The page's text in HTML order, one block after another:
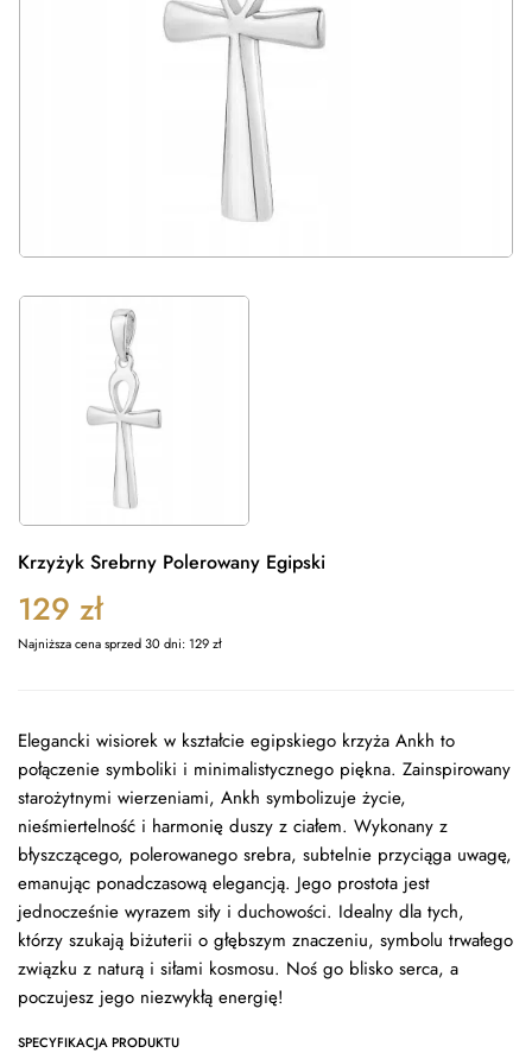
Krzyżyk Srebrny Polerowany Egipski
129 zł
Najniższa cena sprzed 30 dni:129zł
Elegancki wisiorek w kształcie egipskiego krzyża Ankh to
połączenie symboliki i minimalistycznego piękna. Zainspirowany
starożytnymi wierzeniami, Ankh symbolizuje życie,
nieśmiertelność i harmonię duszy z ciałem. Wykonany z
błyszczącego, polerowanego srebra, subtelnie przyciąga uwagę,
emanując ponadczasową elegancją. Jego prostota jest
jednocześnie wyrazem siły i duchowości. Idealny dla tych,
którzy szukają biżuterii o głębszym znaczeniu, symbolu trwałego
związku z naturą i siłami kosmosu. Noś go blisko serca, a
poczujesz jego niezwykłą energię!
SPECYFIKACJA PRODUKTU